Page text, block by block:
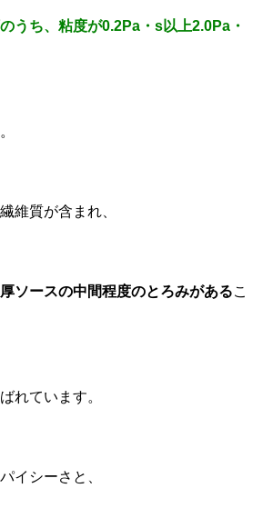
うち、粘度が0.2Pa・s以上2.0Pa・
維質が含まれ、
ソースの中間程度のとろみがあるこ
れています。
イシーさと、